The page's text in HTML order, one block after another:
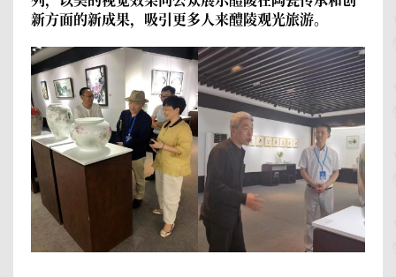
新方面的新成果，吸引更多人来醴陵观光旅游。